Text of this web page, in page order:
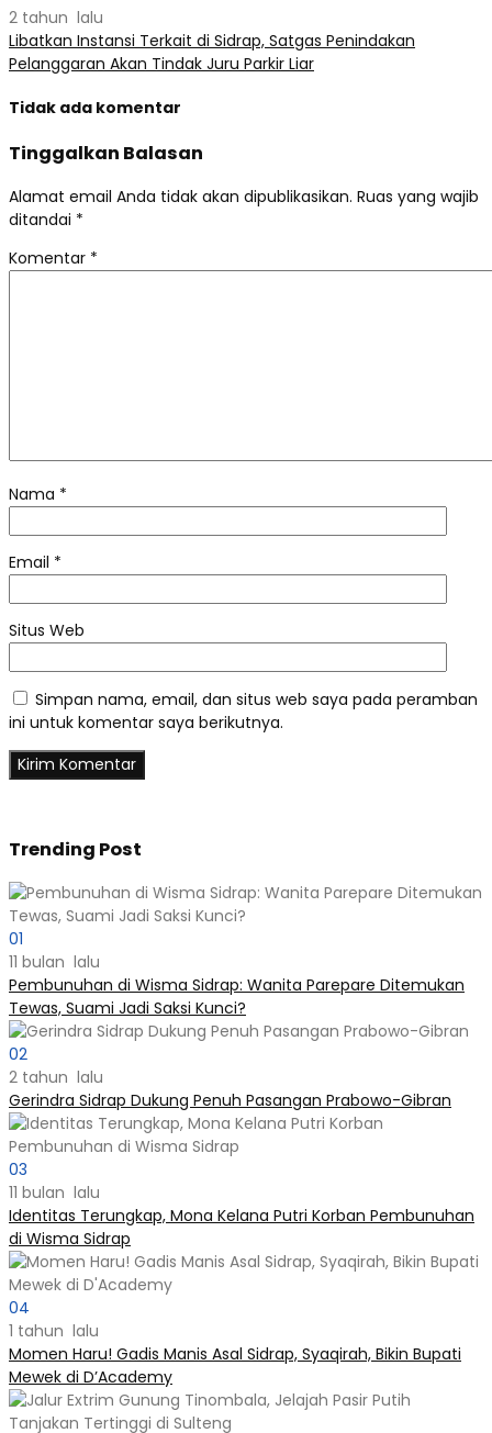
2 tahun lalu
Libatkan Instansi Terkait di Sidrap, Satgas Penindakan
Pelanggaran Akan Tindak Juru Parkir Liar
Tidak ada komentar
Tinggalkan Balasan
Alamat email Anda tidak akan dipublikasikan. Ruas yang wajib
ditandai *
Komentar *
Nama *
Email *
Situs Web
Simpan nama, email, dan situs web saya pada peramban
ini untuk komentar saya berikutnya.
Trending Post
01
11 bulan lalu
Pembunuhan di Wisma Sidrap: Wanita Parepare Ditemukan
Tewas, Suami Jadi Saksi Kunci?
02
2 tahun lalu
Gerindra Sidrap Dukung Penuh Pasangan Prabowo-Gibran
03
11 bulan lalu
Identitas Terungkap, Mona Kelana Putri Korban Pembunuhan
di Wisma Sidrap
04
1 tahun lalu
Momen Haru! Gadis Manis Asal Sidrap, Syaqirah, Bikin Bupati
Mewek di D’Academy​